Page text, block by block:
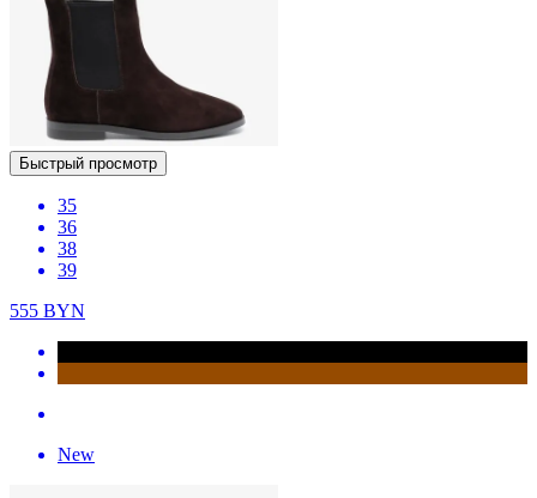
Быстрый просмотр
35
36
38
39
555 BYN
New